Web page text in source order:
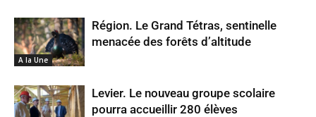
A la Une
Région. Le Grand Tétras, sentinelle
menacée des forêts d’altitude
Levier. Le nouveau groupe scolaire
pourra accueillir 280 élèves